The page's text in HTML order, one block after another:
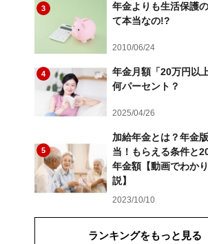
3
年金よりも生活保護
て本当なの!?
2010/06/24
4
年金月額「20万円以
何パーセント？
2025/04/26
5
加給年金とは？年金
当！もらえる条件と
年金額【動画でわか
説】
2023/10/10
ランキングをもっと見る